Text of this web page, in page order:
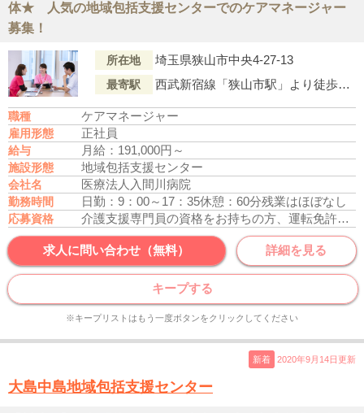
体★ 人気の地域包括支援センターでのケアマネージャー
募集！
所在地 埼玉県狭山市中央4-27-13
最寄駅 西武新宿線「狭山市駅」より徒歩4分
職種 ケアマネージャー
雇用形態 正社員
給与 月給：191,000円～
施設形態 地域包括支援センター
会社名 医療法人入間川病院
勤務時間 日勤：9：00～17：35休憩：60分残業はほぼなし
応募資格 介護支援専門員の資格をお持ちの方、運転免許あれば尚可
求人に問い合わせ（無料） 詳細を見る
キープする
※キープリストはもう一度ボタンをクリックしてください
新着 2020年9月14日更新
大島中島地域包括支援センター